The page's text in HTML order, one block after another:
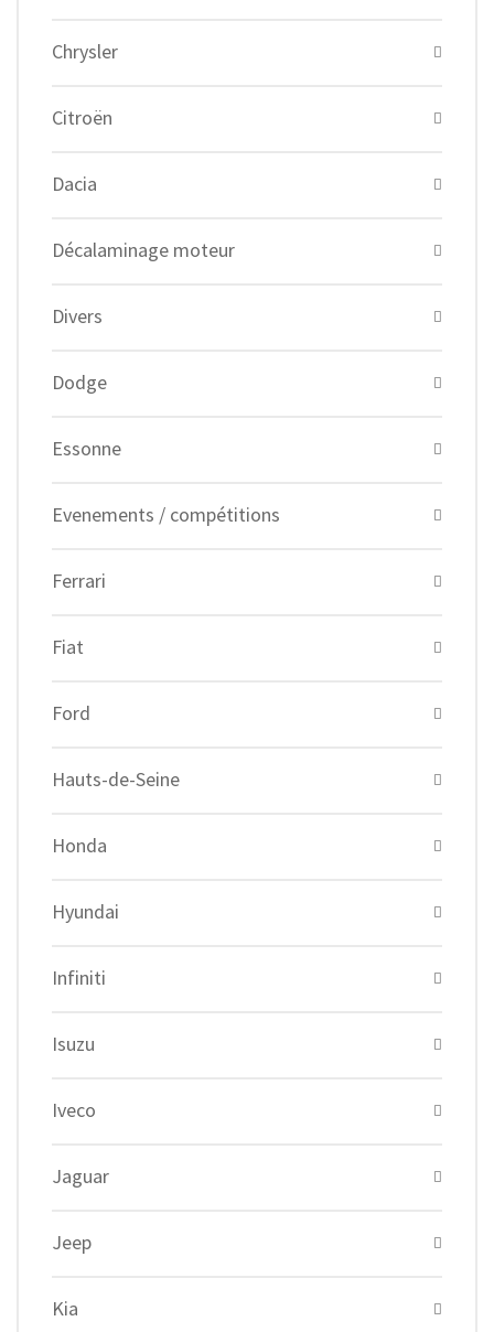
Chrysler
Citroën
Dacia
Décalaminage moteur
Divers
Dodge
Essonne
Evenements / compétitions
Ferrari
Fiat
Ford
Hauts-de-Seine
Honda
Hyundai
Infiniti
Isuzu
Iveco
Jaguar
Jeep
Kia